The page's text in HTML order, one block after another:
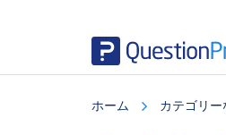
ホーム カテゴリー